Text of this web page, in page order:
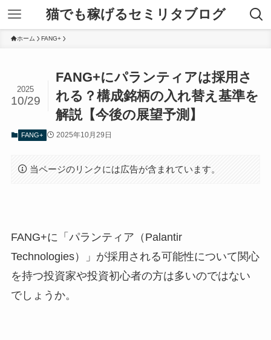
猫でも稼げるセミリタブログ
ホーム FANG+
FANG+にパランティアは採用さ
れる？構成銘柄の入れ替え基準を
解説【今後の展望予測】
2025
10/29
FANG+ 2025年10月29日
当ページのリンクには広告が含まれています。
FANG+に「パランティア（Palantir
Technologies）」が採用される可能性について関心
を持つ投資家や投資初心者の方は多いのではない
でしょうか。